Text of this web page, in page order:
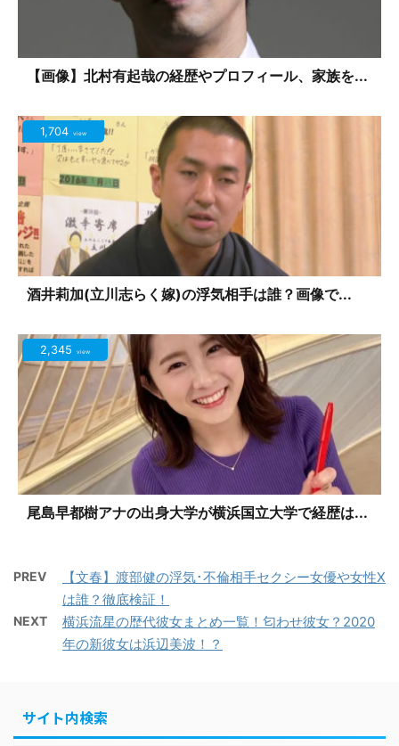
【画像】北村有起哉の経歴やプロフィール、家族を...
1,704 view
酒井莉加(立川志らく嫁)の浮気相手は誰？画像で...
2,345 view
尾島早都樹アナの出身大学が横浜国立大学で経歴は...
PREV
【文春】渡部健の浮気･不倫相手セクシー女優や女性X
は誰？徹底検証！
NEXT
横浜流星の歴代彼女まとめ一覧！匂わせ彼女？2020
年の新彼女は浜辺美波！？
サイト内検索